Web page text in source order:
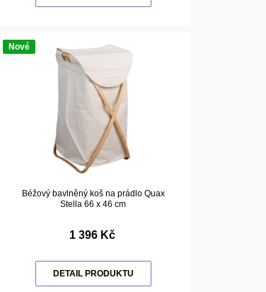
Nové
Béžový bavlněný koš na prádlo Quax
Stella 66 x 46 cm
1 396 Kč
DETAIL PRODUKTU